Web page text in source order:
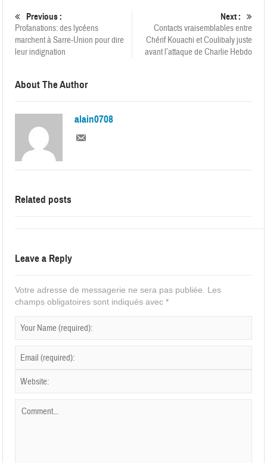
Previous :
Profanations: des lycéens
marchent à Sarre-Union pour dire
leur indignation
Next :
Contacts vraisemblables entre
Chérif Kouachi et Coulibaly juste
avant l’attaque de Charlie Hebdo
About The Author
alain0708
Related posts
Leave a Reply
Votre adresse de messagerie ne sera pas publiée.
Les
champs obligatoires sont indiqués avec*